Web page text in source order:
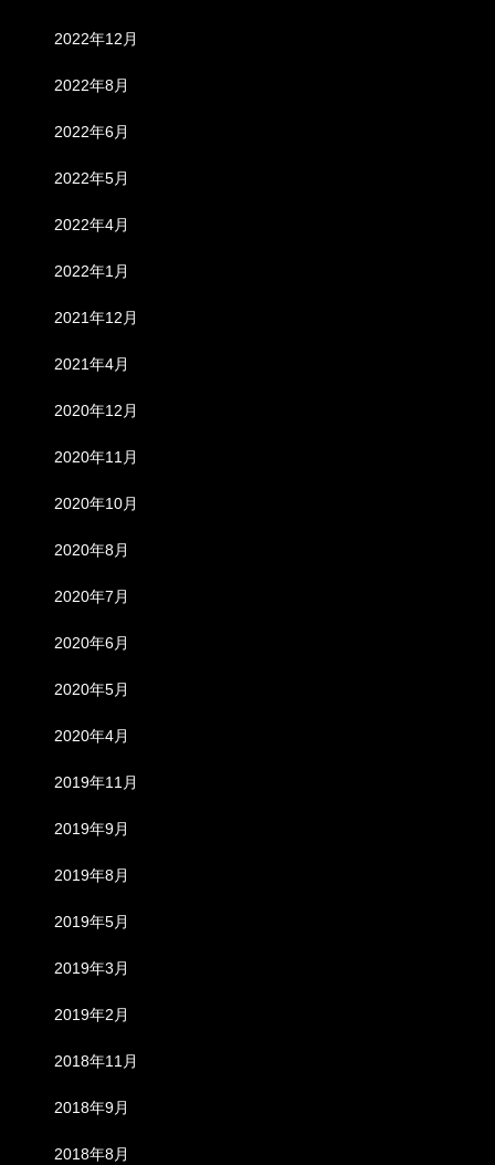
2022年12月
2022年8月
2022年6月
2022年5月
2022年4月
2022年1月
2021年12月
2021年4月
2020年12月
2020年11月
2020年10月
2020年8月
2020年7月
2020年6月
2020年5月
2020年4月
2019年11月
2019年9月
2019年8月
2019年5月
2019年3月
2019年2月
2018年11月
2018年9月
2018年8月